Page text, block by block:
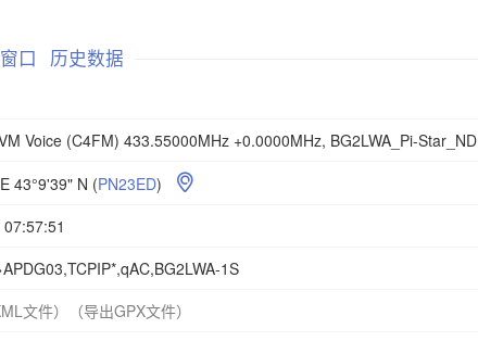
口 历史数据
Voice (C4FM) 433.55000MHz +0.0000MHz, BG2LWA_Pi-Star_ND
43°9'39" N (PN23ED) 
1S
文件）
（导出GPX文件）